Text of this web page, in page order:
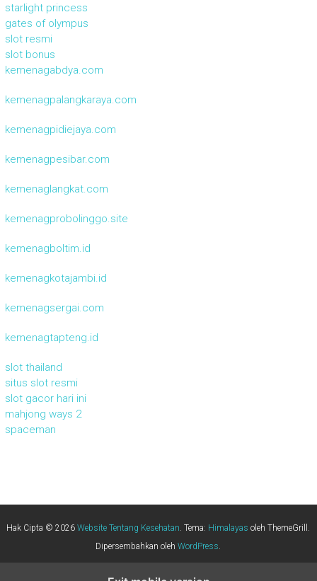
starlight princess
gates of olympus
slot resmi
slot bonus
kemenagabdya.com
kemenagpalangkaraya.com
kemenagpidiejaya.com
kemenagpesibar.com
kemenaglangkat.com
kemenagprobolinggo.site
kemenagboltim.id
kemenagkotajambi.id
kemenagsergai.com
kemenagtapteng.id
slot thailand
situs slot resmi
slot gacor hari ini
mahjong ways 2
spaceman
Hak Cipta © 2026Website Tentang Kesehatan . Tema: Himalayas oleh ThemeGrill.
Dipersembahkan olehWordPress